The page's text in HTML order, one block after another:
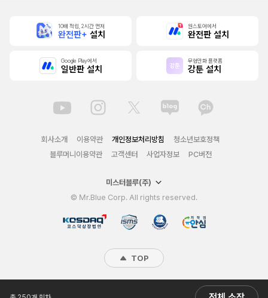
10배 적립, 2시간 먼저
완전판+ 설치
원스토어에서
완전판 설치
Google Play에서
일반판 설치
무협만화 플랫폼
강툰 설치
회사소개 이용약관 개인정보처리방침
청소년보호정책
블루머니이용약관
고객센터 사업자정보 PC버전
미스터블루(주)
© Mr.Blue Corp. All rights reserved.
TOP